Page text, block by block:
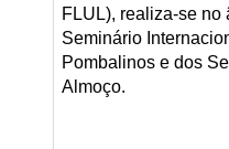
FLUL), realiza-se no
Seminário
Pombalinos e dos
Almoço.